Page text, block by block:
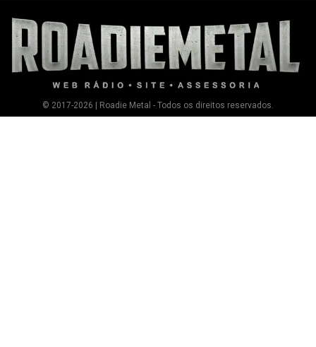
© 2017-2026 | Roadie Metal - Todos os direitos reservados.